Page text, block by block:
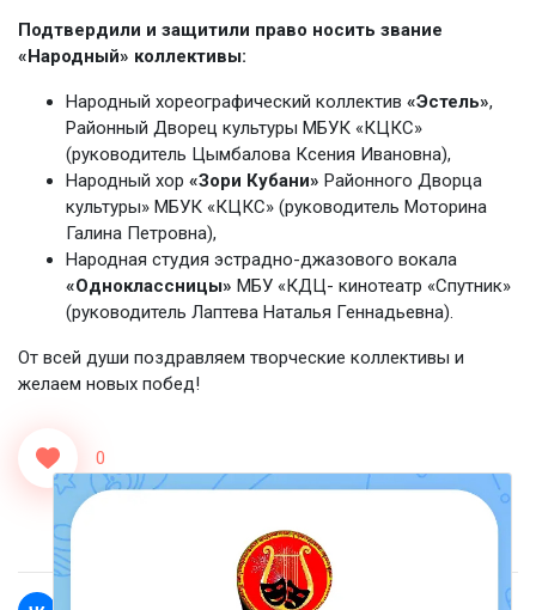
Подтвердили и защитили право носить звание
«Народный» коллективы:
Народный хореографический коллектив «Эстель»,
Районный Дворец культуры МБУК «КЦКС»
(руководитель Цымбалова Ксения Ивановна),
Народный хор «Зори Кубани» Районного Дворца
культуры» МБУК «КЦКС» (руководитель Моторина
Галина Петровна),
Народная студия эстрадно-джазового вокала
«Одноклассницы» МБУ «КДЦ- кинотеатр «Спутник»
(руководитель Лаптева Наталья Геннадьевна).
От всей души поздравляем творческие коллективы и
желаем новых побед!
0